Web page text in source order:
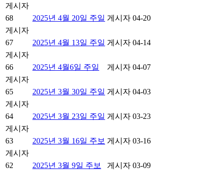
게시자
68
2025년 4월 20일 주일 게시자 04-20
게시자
67
2025년 4월 13일 주일 게시자 04-14
게시자
66
2025년 4월6일 주일 게시자 04-07
게시자
65
2025년 3월 30일 주일 게시자 04-03
게시자
64
2025년 3월 23일 주일 게시자 03-23
게시자
63
2025년 3월 16일 주보 게시자 03-16
게시자
62
2025년 3월 9일 주보 게시자 03-09